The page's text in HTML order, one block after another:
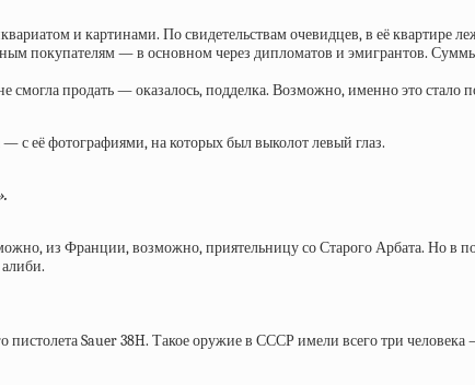
и картинами. По свидетельствам очевидцев, в её квартире
покупателям — в основном через дипломатов и эмигрантов.
продать — оказалось, подделка. Возможно, именно это стало
с её фотографиями, на которых был выколот левый глаз.
из Франции, возможно, приятельницу со Старого Арбата. Но в
пистолета Sauer 38H. Такое оружие в СССР имели всего три